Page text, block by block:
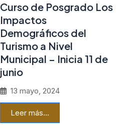
Curso de Posgrado Los
Impactos
Demográficos del
Turismo a Nivel
Municipal – Inicia 11 de
junio
13 mayo, 2024
Leer más…